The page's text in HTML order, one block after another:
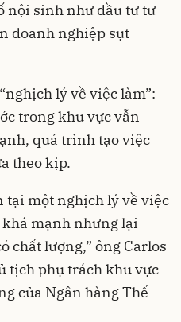
nội sinh như đầu tư tư
doanh nghiệp sụt
lý về việc làm”:
trong khu vực vẫn
quá trình tạo việc
theo kịp.
tại một nghịch lý về việc
mạnh nhưng lại
chất lượng,” ông Carlos
tịch phụ trách khu vực
của Ngân hàng Thế